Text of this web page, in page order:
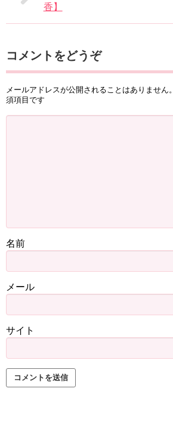
香】
コメントをどうぞ
メールアドレスが公開されることはありません。
須項目です
名前
メール
サイト